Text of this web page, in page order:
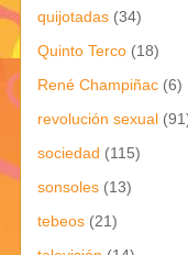
quijotadas (34)
Quinto Terco (18)
René Champiñac (6)
revolución sexual
sociedad (115)
sonsoles (13)
tebeos (21)